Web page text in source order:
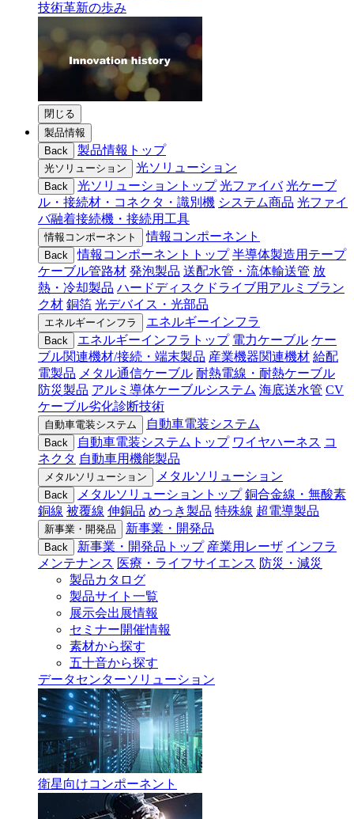
技術革新の歩み
閉じる
製品情報
Back
製品情報トップ
光ソリューション 光ソリューション
Back 光ソリューショントップ 光ファイバ 光ケーブ
ル・接続材・コネクタ・識別機 システム商品 光ファイ
バ融着接続機・接続用工具
情報コンポーネント 情報コンポーネント
Back 情報コンポーネントトップ 半導体製造用テープ
ケーブル管路材 発泡製品 送配水管・流体輸送管 放
熱・冷却製品 ハードディスクドライブ用アルミブラン
ク材 銅箔 光デバイス・光部品
エネルギーインフラ エネルギーインフラ
Back エネルギーインフラトップ 電力ケーブル ケー
ブル関連機材/接続・端末製品 産業機器関連機材 給配
電製品 メタル通信ケーブル 耐熱電線・耐熱ケーブル
防災製品 アルミ導体ケーブルシステム 海底送水管 CV
ケーブル劣化診断技術
自動車電装システム 自動車電装システム
Back 自動車電装システムトップ ワイヤハーネス コ
ネクタ 自動車用機能製品
メタルソリューション メタルソリューション
Back メタルソリューショントップ 銅合金線・無酸素
銅線 被覆線 伸銅品 めっき製品 特殊線 超電導製品
新事業・開発品 新事業・開発品
Back 新事業・開発品トップ 産業用レーザ インフラ
メンテナンス 医療・ライフサイエンス 防災・減災
製品カタログ
製品サイト一覧
展示会出展情報
セミナー開催情報
素材から探す
五十音から探す
データセンターソリューション
衛星向けコンポーネント